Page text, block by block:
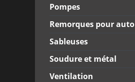
Pompes
Remorques pour auto
Sableuses
Soudure et métal
Ventilation